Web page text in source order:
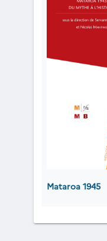
Mataroa 1945